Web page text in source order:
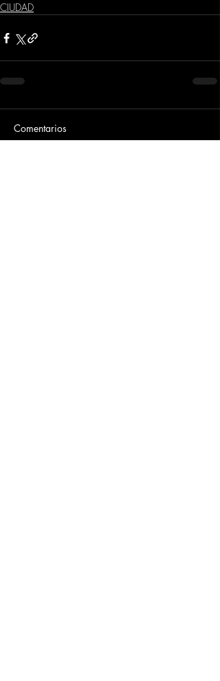
CIUDAD
Comentarios